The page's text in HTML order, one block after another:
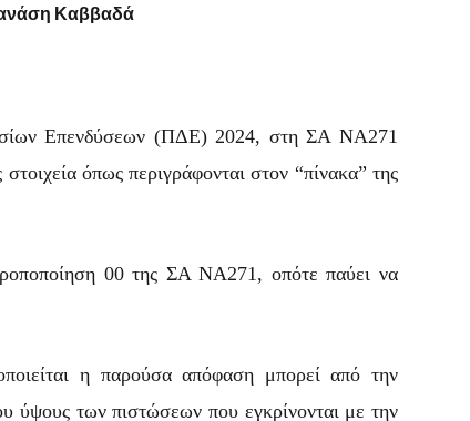
Καββαδά
Επενδύσεων (ΠΔΕ) 2024, στη ΣΑ ΝΑ271
όπως περιγράφονται στον “πίνακα” της
00 της ΣΑ ΝΑ271, οπότε παύει να
η παρούσα απόφαση μπορεί από την
ύψους των πιστώσεων που εγκρίνονται με την